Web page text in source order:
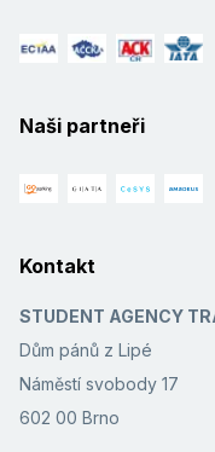
Naši partneři
Kontakt
STUDENT AGENCY
Dům pánů z Lipé
Náměstí svobody 17
602 00 Brno